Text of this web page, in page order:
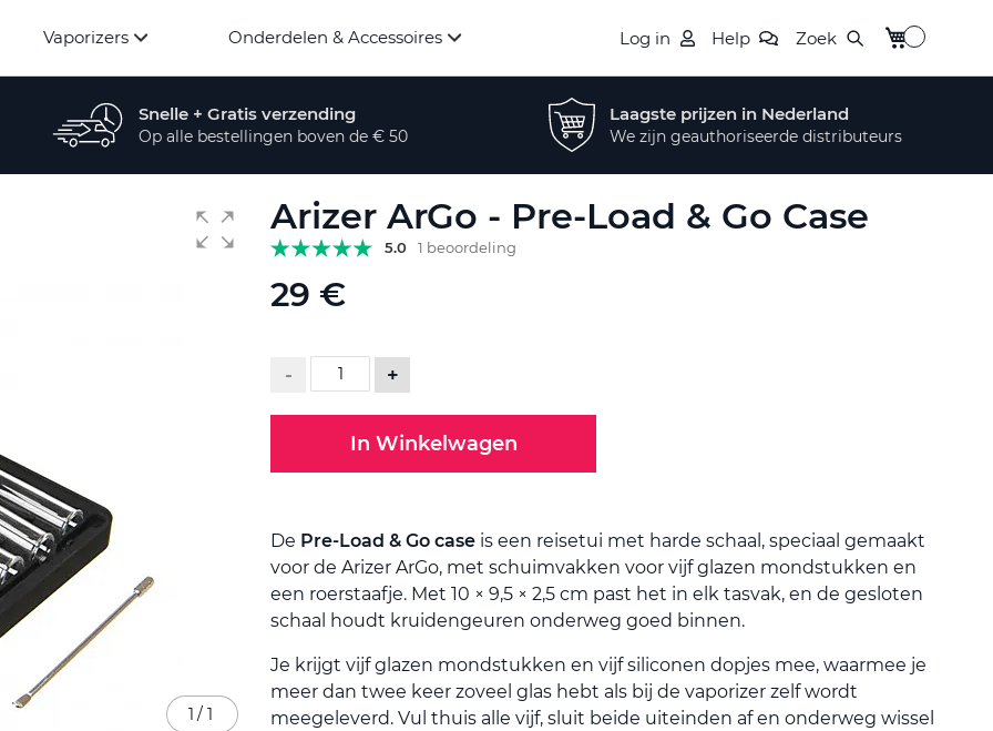
Vaporizers Onderdelen & Accessoires Log in Help Zoek Winkelwagen
Snelle + Gratis verzending
Op alle bestellingen boven de € 50
Laagste prijzen in Nederland
We zijn geauthoriseerde distributeurs
Arizer ArGo - Pre-Load & Go Case
5.0 1 beoordeling
29 €
- +
In Winkelwagen
De Pre-Load & Go case is een reisetui met harde schaal, speciaal gemaakt
voor de Arizer ArGo, met schuimvakken voor vijf glazen mondstukken en
een roerstaafje. Met 10 × 9,5 × 2,5 cm past het in elk tasvak, en de gesloten
schaal houdt kruidengeuren onderweg goed binnen.
Je krijgt vijf glazen mondstukken en vijf siliconen dopjes mee, waarmee je
meer dan twee keer zoveel glas hebt als bij de vaporizer zelf wordt
meegeleverd. Vul thuis alle vijf, sluit beide uiteinden af en onderweg wissel
1 / 1